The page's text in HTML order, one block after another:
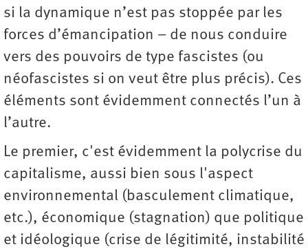
si la dynamique n’est pas stoppée par les
forces d’émancipation – de nous conduire
vers des pouvoirs de type fascistes (ou
néofascistes si on veut être plus précis). Ces
éléments sont évidemment connectés l’un à
l’autre.
Le premier, c'est évidemment la polycrise du
capitalisme, aussi bien sous l'aspect
environnemental (basculement climatique,
etc.), économique (stagnation) que politique
et idéologique (crise de légitimité, instabilité